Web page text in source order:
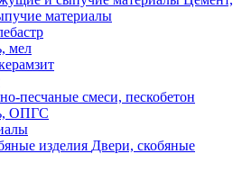
материалы
мел
песчаные смеси, пескобетон
ОПГС
Двери, скобяные